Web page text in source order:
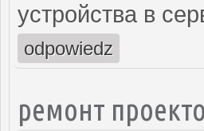
устройства в
odpowiedz
ремонт